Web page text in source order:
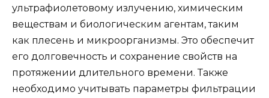
ультрафиолетовому излучению, химическим
веществам и биологическим агентам, таким
как плесень и микроорганизмы. Это обеспечит
его долговечность и сохранение свойств на
протяжении длительного времени. Также
необходимо учитывать параметры фильтрации